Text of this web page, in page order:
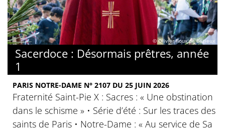
© Olivier Roux de Bézieux
Sacerdoce : Désormais prêtres, année
1
PARIS NOTRE-DAME N° 2107 DU 25 JUIN 2026
Fraternité Saint-Pie X : Sacres : « Une obstination
dans le schisme » • Série d’été : Sur les traces des
saints de Paris • Notre-Dame : « Au service de Sa